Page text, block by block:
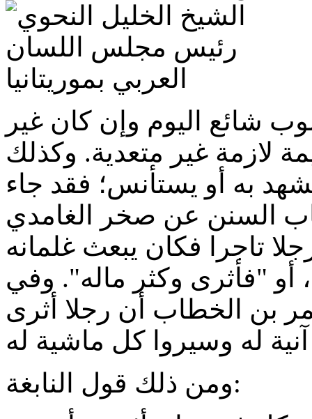
شائع اليوم وإن كان غير
لازمة غير متعدية. وكذلك
به أو يستأنس؛ فقد جاء
السنن عن صخر الغامدي
تاجرا فكان يبعث غلمانه
أو "فأثرى وكثر ماله". وفي
بن الخطاب أن رجلا أثرى
ومن ذلك قول النابغة: